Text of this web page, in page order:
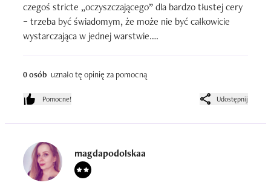
czegoś stricte „oczyszczającego” dla bardzo tłustej cery
– trzeba być świadomym, że może nie być całkowicie
wystarczająca w jednej warstwie.
0 osób uznało tę opinię za pomocną
Pomocne! Udostępnij
magdapodolskaa